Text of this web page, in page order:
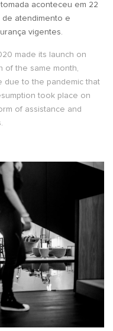
aconteceu em 22
de atendimento e
vigentes.
made its launch on
of the same month,
due to the pandemic that
took place on
of assistance and